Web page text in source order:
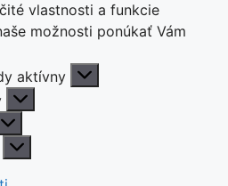
vlastnosti a funkcie
možnosti ponúkať Vám
aktívny